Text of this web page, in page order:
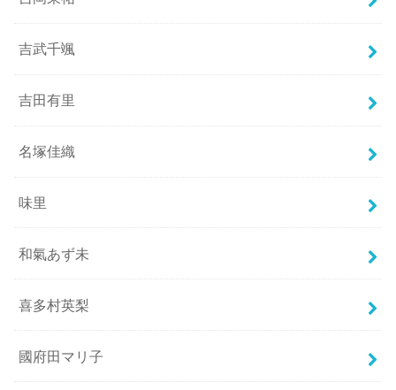
吉武千颯
吉田有里
名塚佳織
味里
和氣あず未
喜多村英梨
國府田マリ子